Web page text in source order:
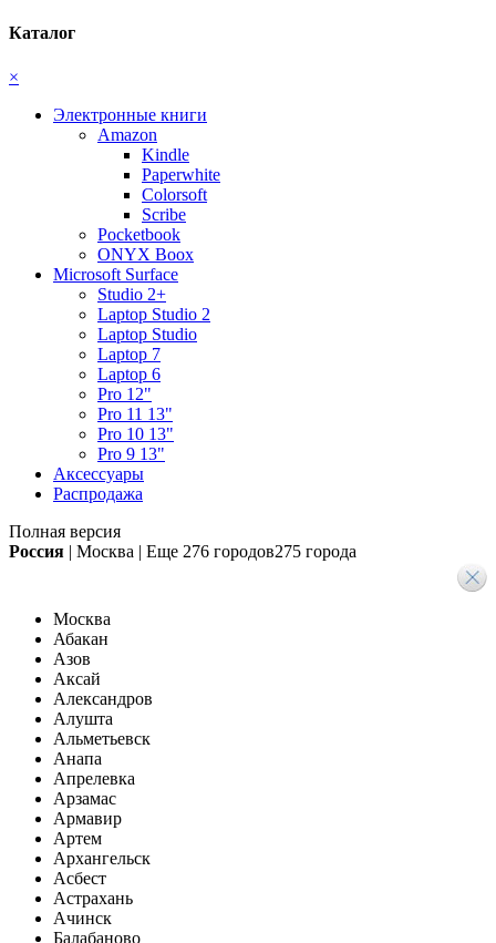
Каталог
×
Электронные книги
Amazon
Kindle
Paperwhite
Colorsoft
Scribe
Pocketbook
ONYX Boox
Microsoft Surface
Studio 2+
Laptop Studio 2
Laptop Studio
Laptop 7
Laptop 6
Pro 12"
Pro 11 13"
Pro 10 13"
Pro 9 13"
Аксессуары
Распродажа
Полная версия
Россия | Москва | Еще 276 городов275 города
Москва
Абакан
Азов
Аксай
Александров
Алушта
Альметьевск
Анапа
Апрелевка
Арзамас
Армавир
Артем
Архангельск
Асбест
Астрахань
Ачинск
Балабаново